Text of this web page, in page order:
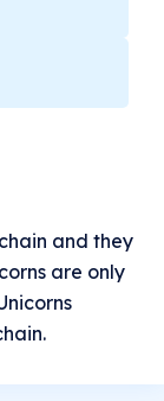
and they
are only